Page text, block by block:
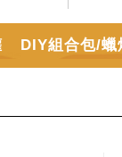
DIY組合包/蠟